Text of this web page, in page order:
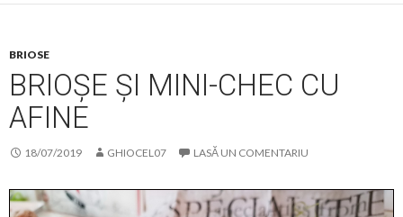
BRIOSE
BRIOȘE ȘI MINI-CHEC CU
AFINE
18/07/2019 GHIOCEL07 LASĂ UN COMENTARIU